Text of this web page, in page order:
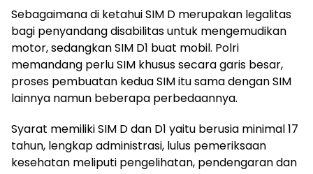
Sebagaimana di ketahui SIM D merupakan legalitas
bagi penyandang disabilitas untuk mengemudikan
motor, sedangkan SIM D1 buat mobil. Polri
memandang perlu SIM khusus secara garis besar,
proses pembuatan kedua SIM itu sama dengan SIM
lainnya namun beberapa perbedaannya.
Syarat memiliki SIM D dan D1 yaitu berusia minimal 17
tahun, lengkap administrasi, lulus pemeriksaan
kesehatan meliputi pengelihatan, pendengaran dan